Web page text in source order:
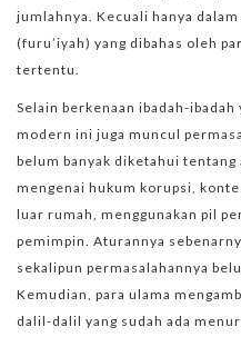
jumlahnya. Kecuali hanya
(furu’iyah) yang dibahas oleh
tertentu.
Selain berkenaan ibadah-ibadah
modern ini juga muncul
belum banyak diketahui
mengenai hukum korupsi,
luar rumah, menggunakan pil
pemimpin. Aturannya
sekalipun permasalahannya
Kemudian, para ulama
dalil-dalil yang sudah ada